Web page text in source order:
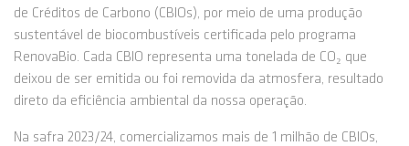
de Créditos de Carbono (CBIOs), por meio de uma produção
sustentável de biocombustíveis certificada pelo programa
RenovaBio. Cada CBIO representa uma tonelada de CO₂ que
deixou de ser emitida ou foi removida da atmosfera, resultado
direto da eficiência ambiental da nossa operação.
Na safra 2023/24, comercializamos mais de 1 milhão de CBIOs,